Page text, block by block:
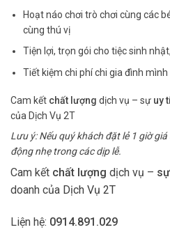
Hoạt náo chơi trò chơi cùng các
cùng thú vị
Tiện lợi, trọn gói cho tiệc sinh
Tiết kiệm chi phí chi gia đình mình
Cam kết chất lượng dịch vụ – sự uy
của Dịch Vụ 2T
Lưu ý: Nếu quý khách đặt lẻ 1 giờ
động nhẹ trong các dịp lễ.
Cam kết chất lượng dịch vụ –
doanh của Dịch Vụ 2T
Liện hệ: 0914.891.029